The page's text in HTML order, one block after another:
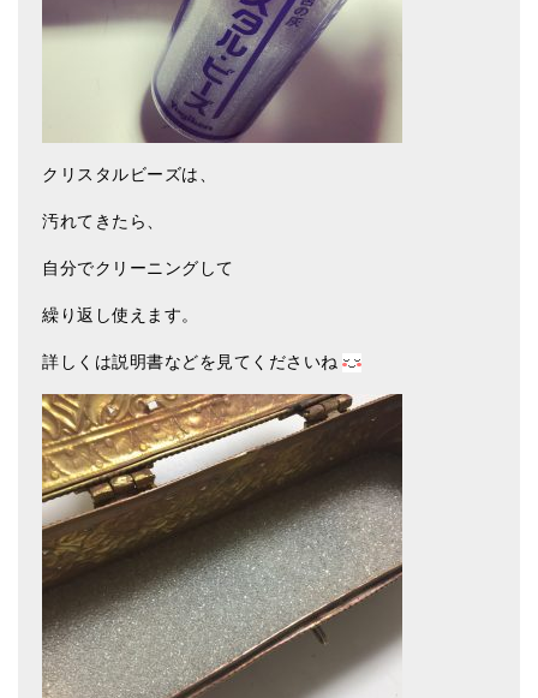
クリスタルビーズは、
汚れてきたら、
自分でクリーニングして
繰り返し使えます。
詳しくは説明書などを見てくださいね